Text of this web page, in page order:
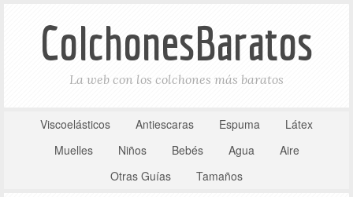
ColchonesBaratos
La web con los colchones más baratos
Viscoelásticos Antiescaras Espuma
Látex
Muelles
Niños Bebés Agua
Aire
Otras Guías
Tamaños